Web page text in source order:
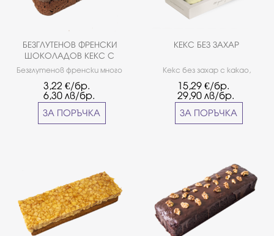
БЕЗГЛУТЕНОВ ФРЕНСКИ
ШОКОЛАДОВ КЕКС С
МАЛИНИ
Безглутенов френски много
е подходящо за хора
страдащи от целиакия.
3,22 €/бр.
6,30 лв/бр.
ЗА ПОРЪЧКА
КЕКС БЕЗ ЗАХАР
Кекс без захар с какао,
шоколад без захар и
шамфъстък.
15,29€/бр.
29,90лв/бр.
ЗА ПОРЪЧКА